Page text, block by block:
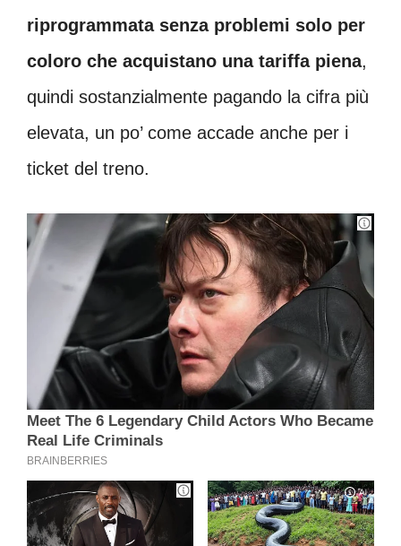
riprogrammata senza problemi solo per
coloro che acquistano una tariffa piena,
quindi sostanzialmente pagando la cifra più
elevata, un po’ come accade anche per i
ticket del treno.